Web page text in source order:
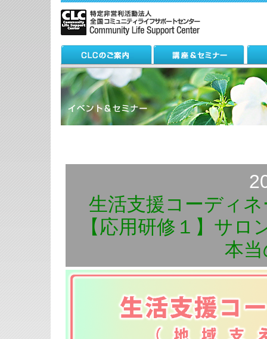
生活支援コーディ
【応用研修１】サ
本